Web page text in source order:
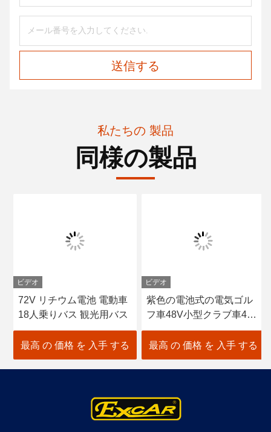
送信する
私たちの 製品
同様の製品
ビデオ
72V リチウム電池 電動車
18人乗りバス 観光用バス
最高 の 価格 を 入手 する
ビデオ
紫色の電池式の電気ゴル
フ車48V小型クラブ車4
Seater
最高 の 価格 を 入手 する